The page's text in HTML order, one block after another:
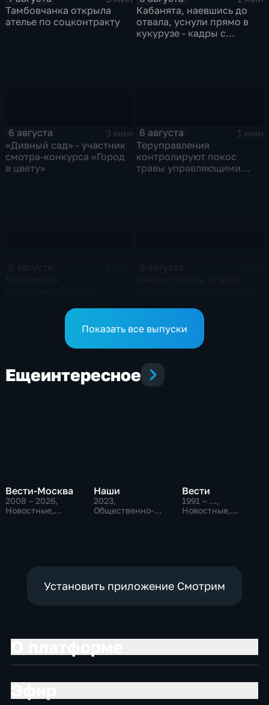
Тамбовчанка открыла
ателье по соцконтракту
Кабанята, наевшись до
отвала, уснули прямо в
кукурузе - кадры с
6 августа
3 мин
«Дивный сад» - участник
смотра-конкурса «Город
в цвету»
6 августа
1 мин
Теруправления
контролируют покос
травы управляющими
точки, Максим Косенков
Показать все выпуски
Ещеинтересное
Вести-Москва
2008 – 2026,
Новостные,
Наши
2023,
Общественно-
Вести
1991 – …,
Новостные,
Установить приложение Смотрим